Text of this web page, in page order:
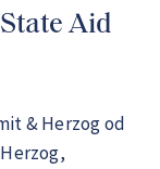
Aid
& Herzog od